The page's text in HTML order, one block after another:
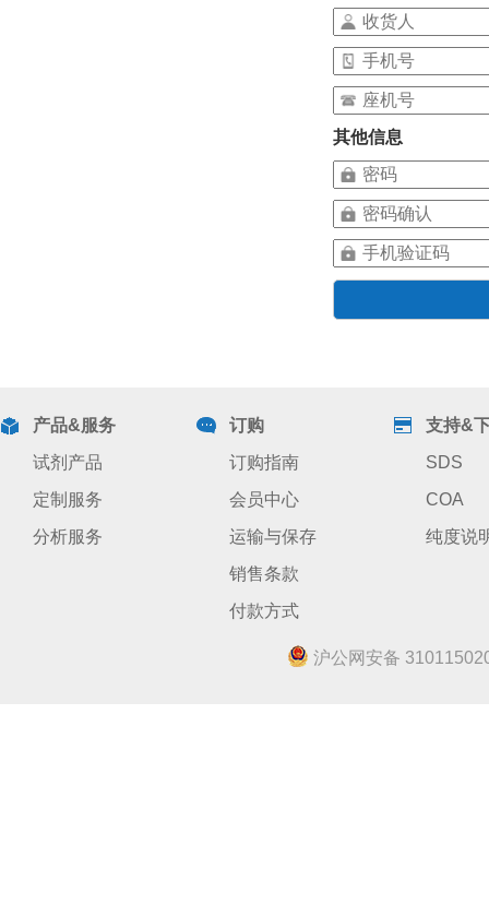
其他信息
产品&服务
试剂产品
定制服务
分析服务
订购
订购指南
会员中心
运输与保存
销售条款
付款方式
支持&
SDS
COA
纯度说
沪公网安备